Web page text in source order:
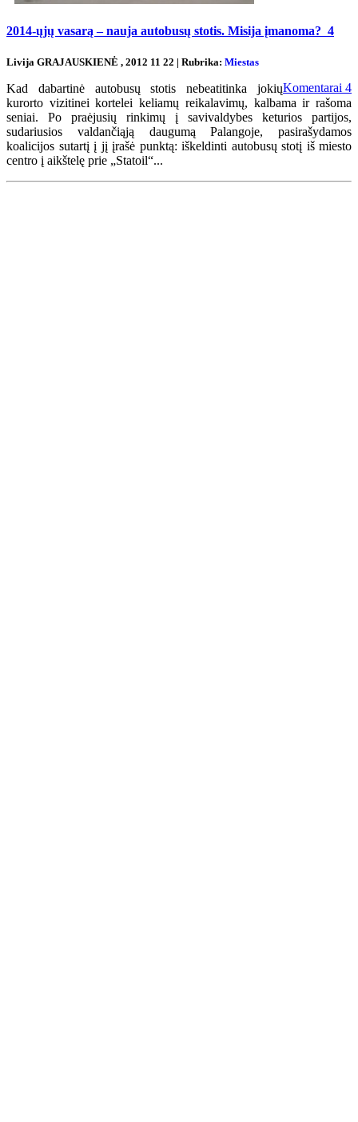
2014-ųjų vasarą – nauja autobusų stotis. Misija įmanoma? 4
Livija GRAJAUSKIENĖ , 2012 11 22 | Rubrika: Miestas
Komentarai 4
Kad dabartinė autobusų stotis nebeatitinka jokių
kurorto vizitinei kortelei keliamų reikalavimų, kalbama ir rašoma
seniai. Po praėjusių rinkimų į savivaldybes keturios partijos,
sudariusios valdančiąją daugumą Palangoje, pasirašydamos
koalicijos sutartį į jį įrašė punktą: iškeldinti autobusų stotį iš miesto
centro į aikštelę prie „Statoil“...